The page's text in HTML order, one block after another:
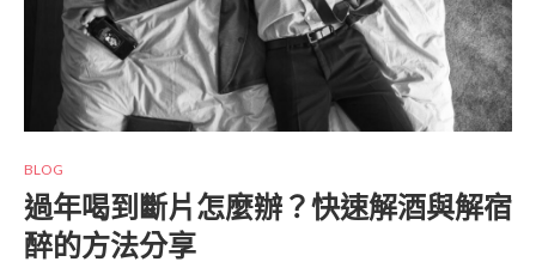
BLOG
過年喝到斷片怎麼辦？快速解酒與解宿
醉的方法分享